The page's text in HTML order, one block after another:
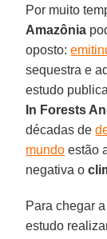
Por muito
Amazônia
oposto:
sequestra e
estudo
In Forests
décadas de
mundo estão
negativa o
Para chegar
estudo